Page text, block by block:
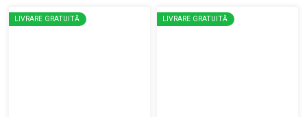
LIVRARE GRATUITĂ LIVRARE GRATUITĂ